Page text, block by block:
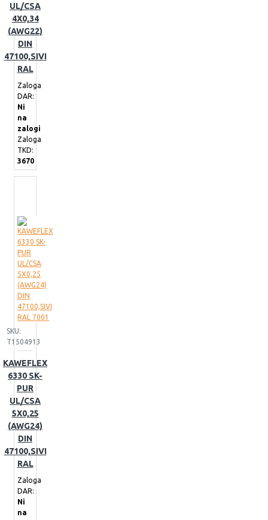
UL/CSA
4X0,34
(AWG22)
DIN
47100,SIVI
RAL
Zaloga
DAR:
Ni
na
zalogi
Zaloga
TKD:
3670
SKU:
T1504913
KAWEFLEX
6330 SK-
PUR
UL/CSA
5X0,25
(AWG24)
DIN
47100,SIVI
RAL
Zaloga
DAR:
Ni
na